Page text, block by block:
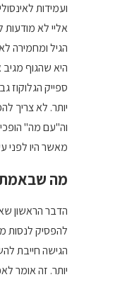
ועמידות
אליי לא מודעות
הגיל ומחמירה
ספייק הגלוקוז
יותר. לא צריך
וה"עם מה"
מאשר היו לפני
מה שבאמת
הדבר הראשון
להפסיק לנסות
הגישה חייבת
יותר. זה אומר